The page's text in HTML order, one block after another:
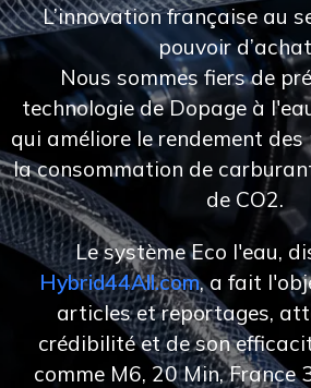
L’innovation française au
pouvoir
Nous sommes fiers de
technologie de Dopage à
qui améliore le rendement
la consommation de
de CO2.
Le système Eco l'eau,
Hybrid44All.com, a fait
articles et reportages,
crédibilité et de son
comme M6, 20 Min, France